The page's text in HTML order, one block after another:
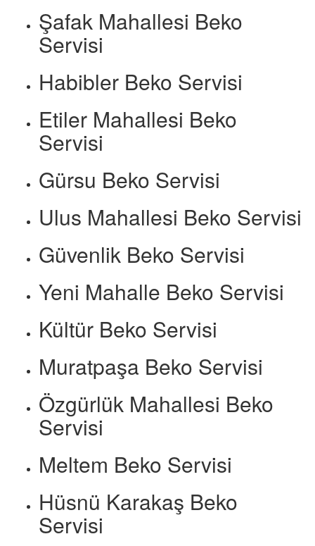
Şafak Mahallesi Beko
Servisi
Habibler Beko Servisi
Etiler Mahallesi Beko
Servisi
Gürsu Beko Servisi
Ulus Mahallesi Beko Servisi
Güvenlik Beko Servisi
Yeni Mahalle Beko Servisi
Kültür Beko Servisi
Muratpaşa Beko Servisi
Özgürlük Mahallesi Beko
Servisi
Meltem Beko Servisi
Hüsnü Karakaş Beko
Servisi